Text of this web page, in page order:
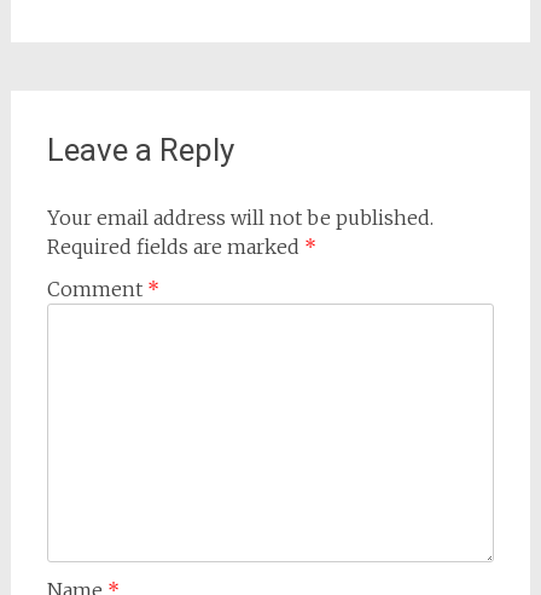
Leave a Reply
Your email address will not be published.
Required fields are marked *
Comment *
Name *